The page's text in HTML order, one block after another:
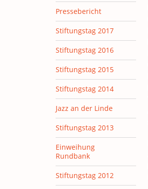
Pressebericht
Stiftungstag 2017
Stiftungstag 2016
Stiftungstag 2015
Stiftungstag 2014
Jazz an der Linde
Stiftungstag 2013
Einweihung
Rundbank
Stiftungstag 2012